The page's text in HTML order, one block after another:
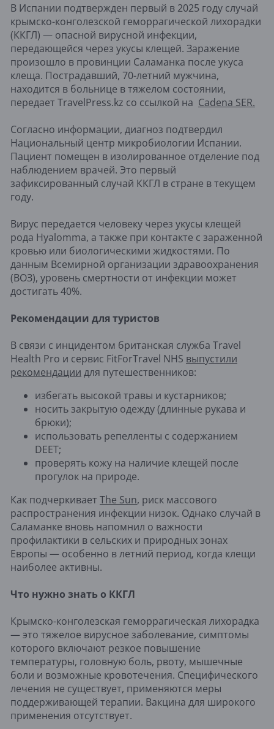
В Испании подтвержден первый в 2025 году случай
крымско-конголезской геморрагической лихорадки
(ККГЛ) — опасной вирусной инфекции,
передающейся через укусы клещей. Заражение
произошло в провинции Саламанка после укуса
клеща. Пострадавший, 70-летний мужчина,
находится в больнице в тяжелом состоянии,
передает TravelPress.kz со ссылкой на Cadena SER.
Согласно информации, диагноз подтвердил
Национальный центр микробиологии Испании.
Пациент помещен в изолированное отделение под
наблюдением врачей. Это первый
зафиксированный случай ККГЛ в стране в текущем
году.
Вирус передается человеку через укусы клещей
рода Hyalomma, а также при контакте с зараженной
кровью или биологическими жидкостями. По
данным Всемирной организации здравоохранения
(ВОЗ), уровень смертности от инфекции может
достигать 40%.
Рекомендации для туристов
В связи с инцидентом британская служба Travel
Health Pro и сервис FitForTravel NHS выпустили
рекомендации для путешественников:
избегать высокой травы и кустарников;
носить закрытую одежду (длинные рукава и
брюки);
использовать репелленты с содержанием
DEET;
проверять кожу на наличие клещей после
прогулок на природе.
Как подчеркивает The Sun, риск массового
распространения инфекции низок. Однако случай в
Саламанке вновь напомнил о важности
профилактики в сельских и природных зонах
Европы — особенно в летний период, когда клещи
наиболее активны.
Что нужно знать о ККГЛ
Крымско-конголезская геморрагическая лихорадка
— это тяжелое вирусное заболевание, симптомы
которого включают резкое повышение
температуры, головную боль, рвоту, мышечные
боли и возможные кровотечения. Специфического
лечения не существует, применяются меры
поддерживающей терапии. Вакцина для широкого
применения отсутствует.